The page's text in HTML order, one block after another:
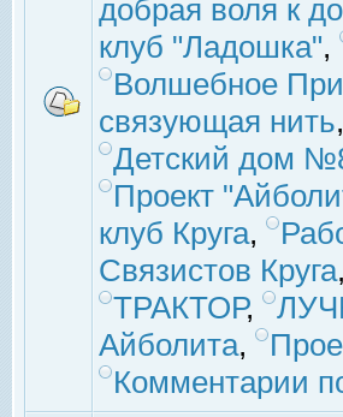
добрая воля к
клуб "Ладошка",
Волшебное
связующая нить,
Детский дом
Проект
клуб Круга,
Связистов Круга,
ТРАКТОР,
Айболита,
Комментарии